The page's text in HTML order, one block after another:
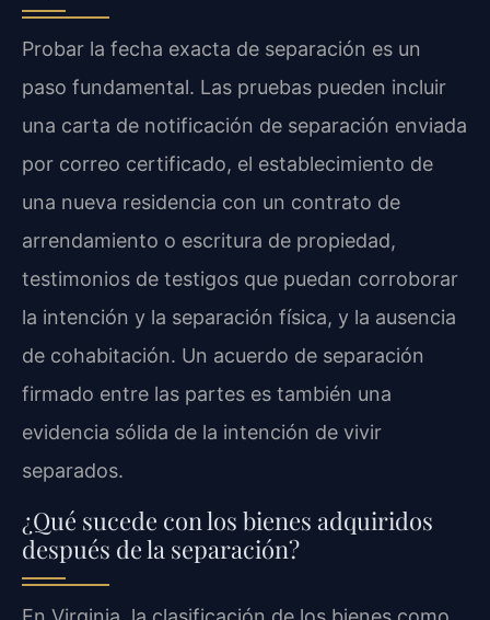
Probar la fecha exacta de separación es un
paso fundamental. Las pruebas pueden incluir
una carta de notificación de separación enviada
por correo certificado, el establecimiento de
una nueva residencia con un contrato de
arrendamiento o escritura de propiedad,
testimonios de testigos que puedan corroborar
la intención y la separación física, y la ausencia
de cohabitación. Un acuerdo de separación
firmado entre las partes es también una
evidencia sólida de la intención de vivir
separados.
¿Qué sucede con los bienes adquiridos
después de la separación?